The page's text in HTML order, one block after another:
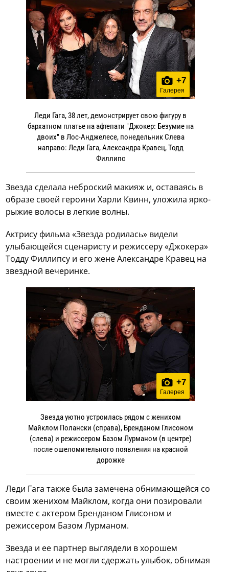
+7
Галерея
Леди Гага, 38 лет, демонстрирует свою фигуру в
бархатном платье на афтепати "Джокер: Безумие на
двоих" в Лос-Анджелесе, понедельник Слева
направо: Леди Гага, Александра Кравец, Тодд
Филлипс
Звезда сделала неброский макияж и, оставаясь в
образе своей героини Харли Квинн, уложила ярко-
рыжие волосы в легкие волны.
Актрису фильма «Звезда родилась» видели
улыбающейся сценаристу и режиссеру «Джокера»
Тодду Филлипсу и его жене Александре Кравец на
звездной вечеринке.
+7
Галерея
Звезда уютно устроилась рядом с женихом
Майклом Полански (справа), Бренданом Глисоном
(слева) и режиссером Базом Лурманом (в центре)
после ошеломительного появления на красной
дорожке
Леди Гага также была замечена обнимающейся со
своим женихом Майклом, когда они позировали
вместе с актером Бренданом Глисоном и
режиссером Базом Лурманом.
Звезда и ее партнер выглядели в хорошем
настроении и не могли сдержать улыбок, обнимая